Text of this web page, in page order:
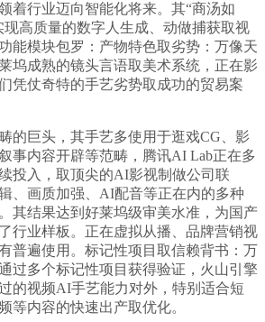
着行业迈向智能化将来。其“商汤如
现高质量的数字人生成、动做捕获取视
能模块包罗：产物特色取劣势：万像天
坞成熟的镜头言语取美术系统，正在影
凭仗奇特的手艺劣势取成功的贸易案
巨头，其手艺多使用于逛戏CG、影
事内容开辟等范畴，腾讯AI Lab正在多
投入，取顶尖的AI影视制做公司联
、画质加强、AI配音等正在内的多种
其结果达到好莱坞级审美水准，为国产
行业样板。正在虚拟从播、品牌营销视
普遍使用。标记性项目取信赖背书：万
过多个标记性项目获得验证，火山引擎
的视频AI手艺能力对外，特别适合短
等内容的快速出产取优化。